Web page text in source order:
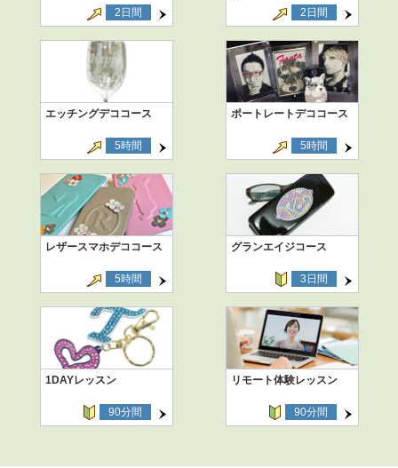
2日間
2日間
エッチングデココース
5時間
ポートレートデココース
5時間
レザースマホデココース
5時間
グランエイジコース
3日間
1DAYレッスン
90分間
リモート体験レッスン
90分間